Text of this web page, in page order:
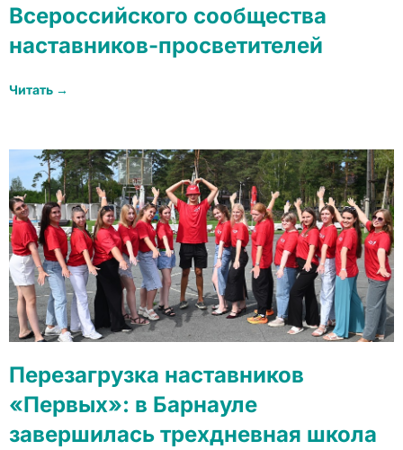
Всероссийского сообщества
наставников-просветителей
Читать →
Перезагрузка наставников
«Первых»: в Барнауле
завершилась трехдневная школа